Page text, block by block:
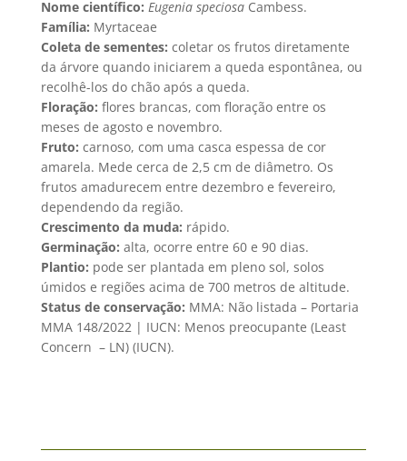
Nome científico: Eugenia speciosaCambess.
Família: Myrtaceae
Coleta de sementes: coletar os frutos diretamente
da árvore quando iniciarem a queda espontânea, ou
recolhê-los do chão após a queda.
Floração: flores brancas, com floração entre os
meses de agosto e novembro.
Fruto: carnoso, com uma casca espessa de cor
amarela. Mede cerca de 2,5 cm de diâmetro. Os
frutos amadurecem entre dezembro e fevereiro,
dependendo da região.
Crescimento da muda: rápido.
Germinação: alta, ocorre entre 60 e 90 dias.
Plantio: pode ser plantada em pleno sol, solos
úmidos e regiões acima de 700 metros de altitude.
Status de conservação: MMA: Não listada – Portaria
MMA 148/2022 | IUCN: Menos preocupante (Least
Concern – LN) (IUCN).